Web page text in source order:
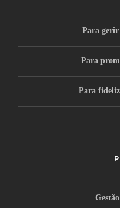
Para gerir
Para
Para